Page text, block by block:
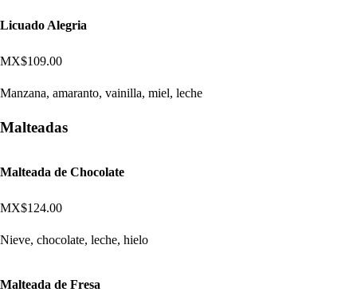
Licuado Alegria
MX$109.00
Manzana, amaranto, vainilla, miel, leche
Malteadas
Malteada de Chocolate
MX$124.00
Nieve, chocolate, leche, hielo
Malteada de Fresa